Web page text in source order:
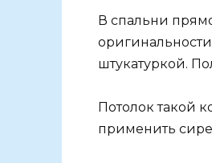
В спальни
штукатуркой.
Потолок такой
применить